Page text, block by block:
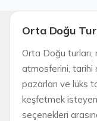
Orta Doğu
Orta Doğu turları,
atmosferini, tarihi
pazarları ve lüks
keşfetmek
seçenekleri